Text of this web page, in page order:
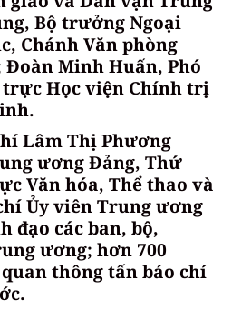
Bộ trưởng Ngoại
Chánh Văn phòng
Minh Huấn, Phó
trực Học viện Chính trị
Lâm Thị Phương
ương Đảng, Thứ
Văn hóa, Thể thao và
Ủy viên Trung ương
đạo các ban, bộ,
ương; hơn 700
thông tấn báo chí